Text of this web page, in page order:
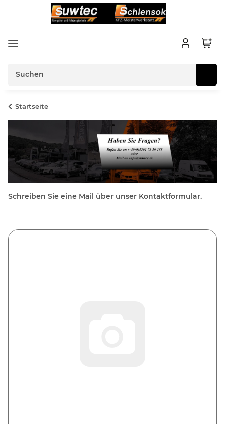
Startseite
Schreiben Sie eine Mail über unser Kontaktformular.